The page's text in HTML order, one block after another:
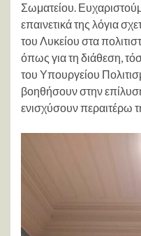
Σωματείου.
επαινετικά της λόγια
του Λυκείου στα
όπως για τη διάθεση,
του Υπουργείου
βοηθήσουν στην
ενισχύσουν περαιτέρω